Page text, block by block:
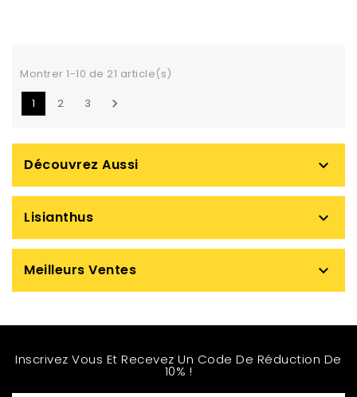
Montrer 1-10 de 21 article(s)
1
2 3 
Découvrez Aussi 
Lisianthus 
Meilleurs Ventes 
Inscrivez Vous Et Recevez Un Code De Réduction De
10% !